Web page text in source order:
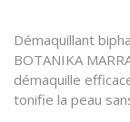
Démaquillant
BOTANIKA
démaquille
tonifie la peau